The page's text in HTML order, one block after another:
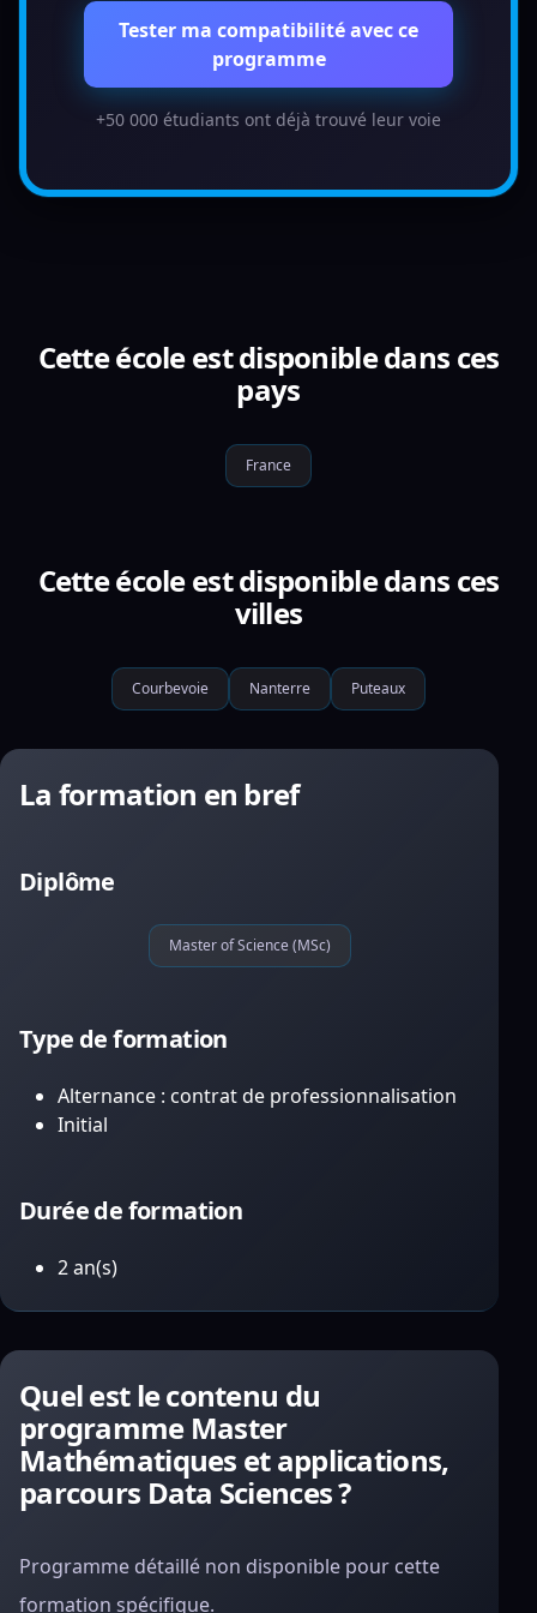
Tester ma compatibilité avec ce
programme
+50 000 étudiants ont déjà trouvé leur voie
Cette école est disponible dans ces
pays
France
Cette école est disponible dans ces
villes
Courbevoie Nanterre Puteaux
La formation en bref
Diplôme
Master of Science (MSc)
Type de formation
Alternance : contrat de professionnalisation
Initial
Durée de formation
2 an(s)
Quel est le contenu du
programme Master
Mathématiques et applications,
parcours Data Sciences ?
Programme détaillé non disponible pour cette
formation spécifique.